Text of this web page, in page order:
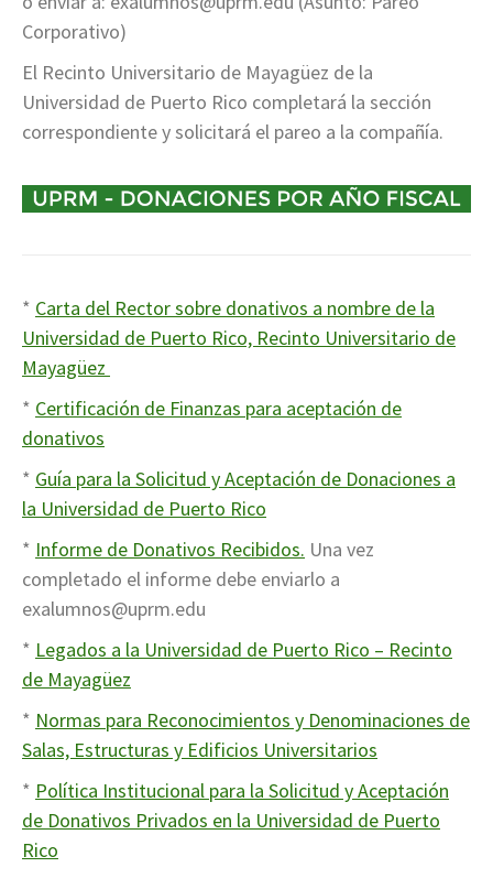
Corporativo)
El Recinto Universitario de Mayagüez de la
Universidad de Puerto Rico completará la sección
correspondiente y solicitará el pareo a la compañía.
* Carta del Rector sobre donativos a nombre de la
Universidad de Puerto Rico, Recinto Universitario de
Mayagüez
* Certificación de Finanzas para aceptación de
donativos
* Guía para la Solicitud y Aceptación de Donaciones a
la Universidad de Puerto Rico
* Informe de Donativos Recibidos. Una vez
completado el informe debe enviarlo a
exalumnos@uprm.edu
* Legados a la Universidad de Puerto Rico – Recinto
de Mayagüez
* Normas para Reconocimientos y Denominaciones de
Salas, Estructuras y Edificios Universitarios
* Política Institucional para la Solicitud y Aceptación
de Donativos Privados en la Universidad de Puerto
Rico